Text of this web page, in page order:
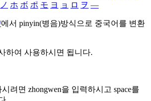
ノ ホ ボ ポ モ ヨ ョ ロ ヲ ―
에서 pinyin(병음)방식으로 중국어를 변환
하여 사용하시면 됩니다.
려면 zhongwen을 입력하시고 space를